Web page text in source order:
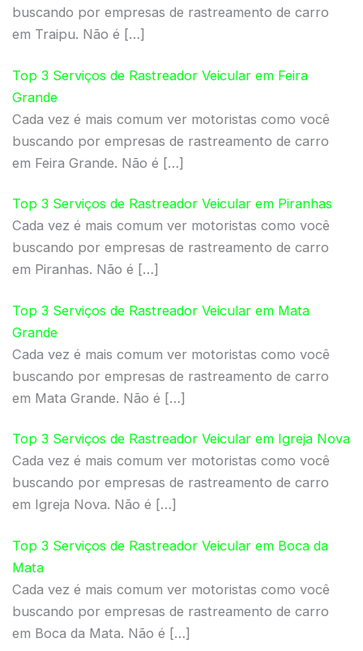
buscando por empresas de rastreamento de carro
em Traipu. Não é […]
Top 3 Serviços de Rastreador Veicular em Feira
Grande
Cada vez é mais comum ver motoristas como você
buscando por empresas de rastreamento de carro
em Feira Grande. Não é […]
Top 3 Serviços de Rastreador Veicular em Piranhas
Cada vez é mais comum ver motoristas como você
buscando por empresas de rastreamento de carro
em Piranhas. Não é […]
Top 3 Serviços de Rastreador Veicular em Mata
Grande
Cada vez é mais comum ver motoristas como você
buscando por empresas de rastreamento de carro
em Mata Grande. Não é […]
Top 3 Serviços de Rastreador Veicular em Igreja Nova
Cada vez é mais comum ver motoristas como você
buscando por empresas de rastreamento de carro
em Igreja Nova. Não é […]
Top 3 Serviços de Rastreador Veicular em Boca da
Mata
Cada vez é mais comum ver motoristas como você
buscando por empresas de rastreamento de carro
em Boca da Mata. Não é […]